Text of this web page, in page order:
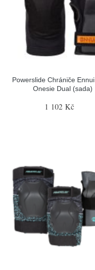
Powerslide Chrániče
Onesie Dual (sada)
1 102 Kč